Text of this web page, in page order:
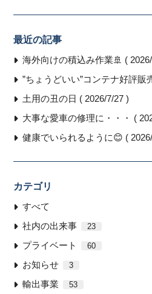
最近の記事
海外向けの積込み作業🚢 (
”ちょうどいい”コンテナ好評販
土用の丑の日 ( 2026/7/27 )
大事な愛車の修理に・・・ (
健康でいられるように😊 (
カテゴリ
すべて
社内の出来事
23
プライベート 60
お知らせ 3
輸出事業 53